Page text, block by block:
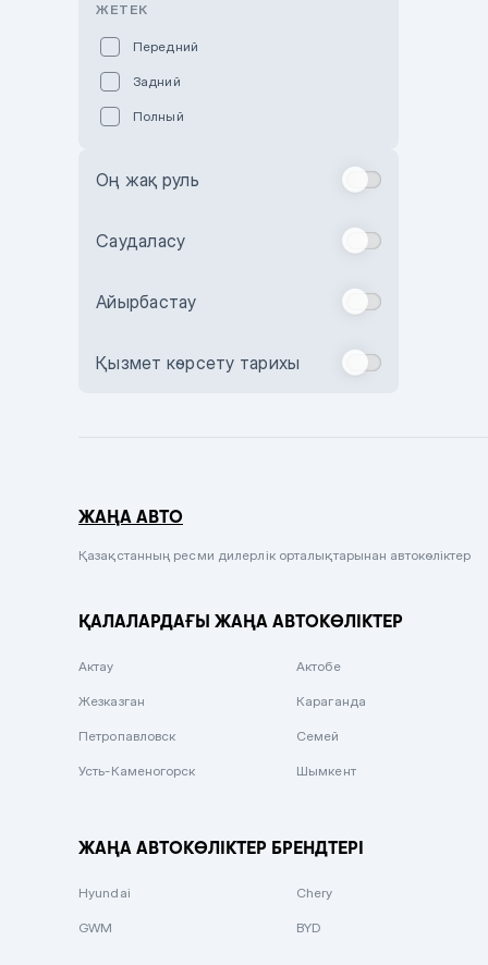
Зеленый
Бежевый
Комбинированный
Сиреневый металлик
Вишневый
ЖЕТЕК
Передний
Задний
Полный
Оң жақ руль
Саудаласу
Айырбастау
Қызмет көрсету тарихы
ЖАҢА АВТО
Қазақстанның ресми дилерлік орталықтарынан автокөліктер
ҚАЛАЛАРДАҒЫ ЖАҢА АВТОКӨЛІКТЕР
Актау Актобе
Жезказган Караганда
Петропавловск Семей
Усть-Каменогорск Шымкент
ЖАҢА АВТОКӨЛІКТЕР БРЕНДТЕРІ
Hyundai Chery
GWM BYD